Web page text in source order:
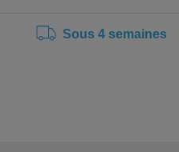
Sous 4 semaines